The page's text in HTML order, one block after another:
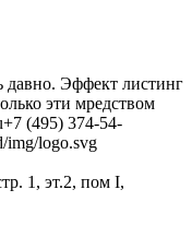
давно. Эффект листинг
эти мредством
+7 (495) 374-54-
img/logo.svg
1, эт.2, пом I,